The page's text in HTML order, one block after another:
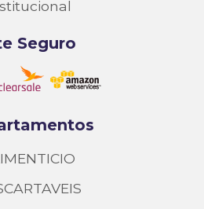
Seguro